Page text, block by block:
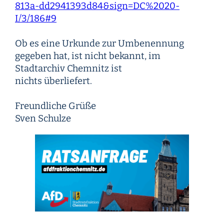
813a-dd2941393d84&sign=DC%2020-
I/3/186#9
Ob es eine Urkunde zur Umbenennung
gegeben hat, ist nicht bekannt, im
Stadtarchiv Chemnitz ist
nichts überliefert.
Freundliche Grüße
Sven Schulze